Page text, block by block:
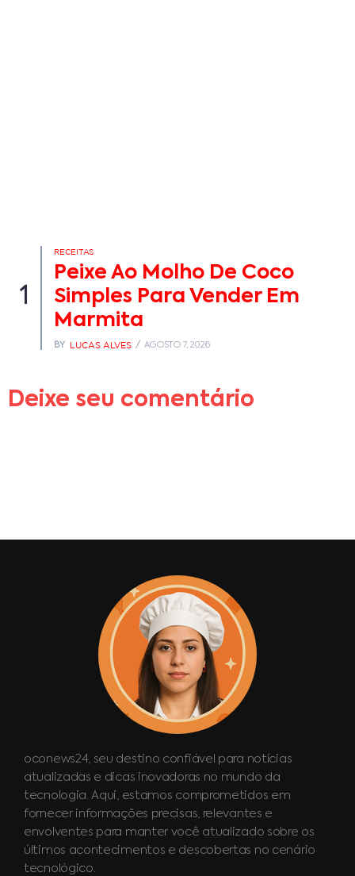
1
RECEITAS
Peixe Ao Molho De Coco
Simples Para Vender Em
Marmita
BY LUCAS ALVES AGOSTO 7, 2026
Deixe seu comentário
oconews24, seu destino confiável para notícias
atualizadas e dicas inovadoras no mundo da
tecnologia. Aqui, estamos comprometidos em
fornecer informações precisas, relevantes e
envolventes para manter você atualizado sobre os
últimos acontecimentos e descobertas no cenário
tecnológico.